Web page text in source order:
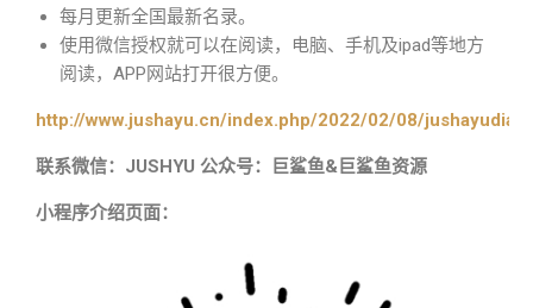
每月更新全国最新名录。
使用微信授权就可以在阅读，电脑、手机及ipad等地方
阅读，APP网站打开很方便。
http://www.jushayu.cn/index.php/2022/02/08/
联系微信：JUSHYU 公众号：巨鲨鱼&巨鲨鱼资源
小程序介绍页面：